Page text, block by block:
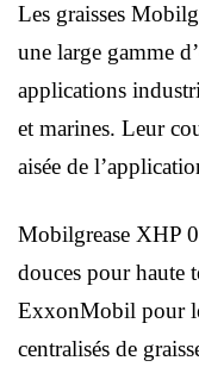
Les graisses
une large gamme
applications
et marines. Leur
aisée de
Mobilgrease XHP
douces pour haute
ExxonMobil pour
centralisés de